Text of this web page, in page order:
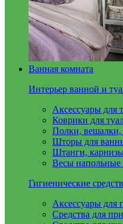
Ванная комната
Интерьер ванной и
Аксессуары для
Коврики для
Полки,
Шторы для
Штанги,
Весы напольные
Гигиенические
Аксессуары для
Средства для